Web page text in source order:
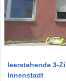
leerstehende 3-
Innenstadt